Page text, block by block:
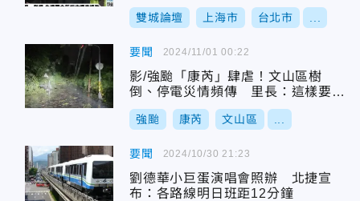
雙城論壇 上海市 台北市
要聞
影/強颱「康芮」肆虐！文山區樹
倒、停電災情頻傳 里長：這樣要怎
麼上班？
強颱 康芮 文山區
2024/11/01 00:22
要聞
劉德華小巨蛋演唱會照辦 北捷宣
布：各路線明日班距12分鐘
2024/10/30 21:23